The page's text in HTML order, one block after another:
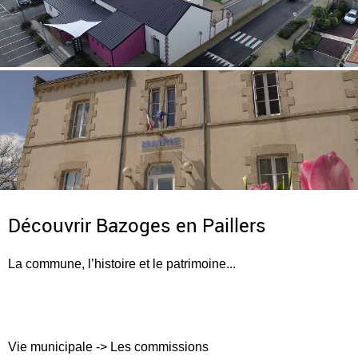
Découvrir Bazoges en Paillers
La commune, l’histoire et le patrimoine...
Vie municipale -> Les commissions